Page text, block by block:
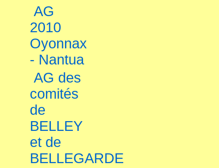
AG
2010
Oyonnax
- Nantua
AG des
comités
de
BELLEY
et de
BELLEGARDE